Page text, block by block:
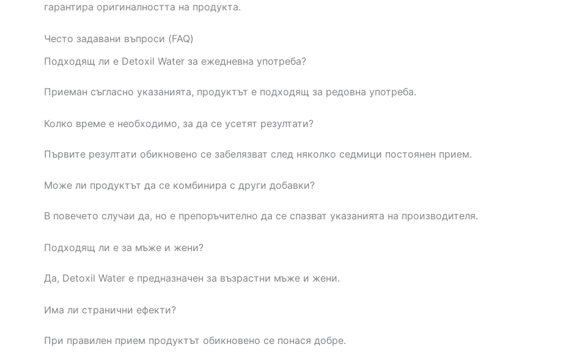
гарантира оригиналността на продукта.
Често задавани въпроси (FAQ)
Подходящ ли е Detoxil Water за ежедневна употреба?
Приеман съгласно указанията, продуктът е подходящ за редовна употреба.
Колко време е необходимо, за да се усетят резултати?
Първите резултати обикновено се забелязват след няколко седмици постоянен прием.
Може ли продуктът да се комбинира с други добавки?
В повечето случаи да, но е препоръчително да се спазват указанията на производителя.
Подходящ ли е за мъже и жени?
Да, Detoxil Water е предназначен за възрастни мъже и жени.
Има ли странични ефекти?
При правилен прием продуктът обикновено се понася добре.